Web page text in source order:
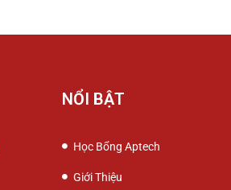
NỔI BẬT
Học Bổng Aptech
Giới Thiệu